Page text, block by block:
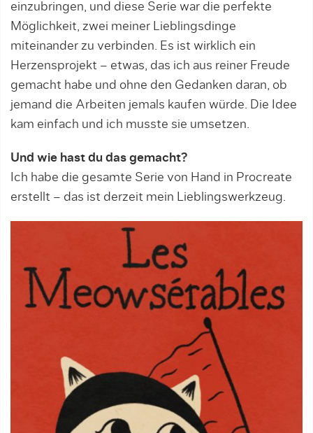
einzubringen, und diese Serie war die perfekte
Möglichkeit, zwei meiner Lieblingsdinge
miteinander zu verbinden. Es ist wirklich ein
Herzensprojekt – etwas, das ich aus reiner Freude
gemacht habe und ohne den Gedanken daran, ob
jemand die Arbeiten jemals kaufen würde. Die Idee
kam einfach und ich musste sie umsetzen.
Und wie hast du das gemacht?
Ich habe die gesamte Serie von Hand in Procreate
erstellt – das ist derzeit mein Lieblingswerkzeug.